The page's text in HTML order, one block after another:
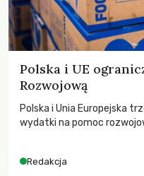
Polska i UE
Rozwojową
Polska i Unia Europejska
wydatki na pomoc
odnotowano największe
Redakcja